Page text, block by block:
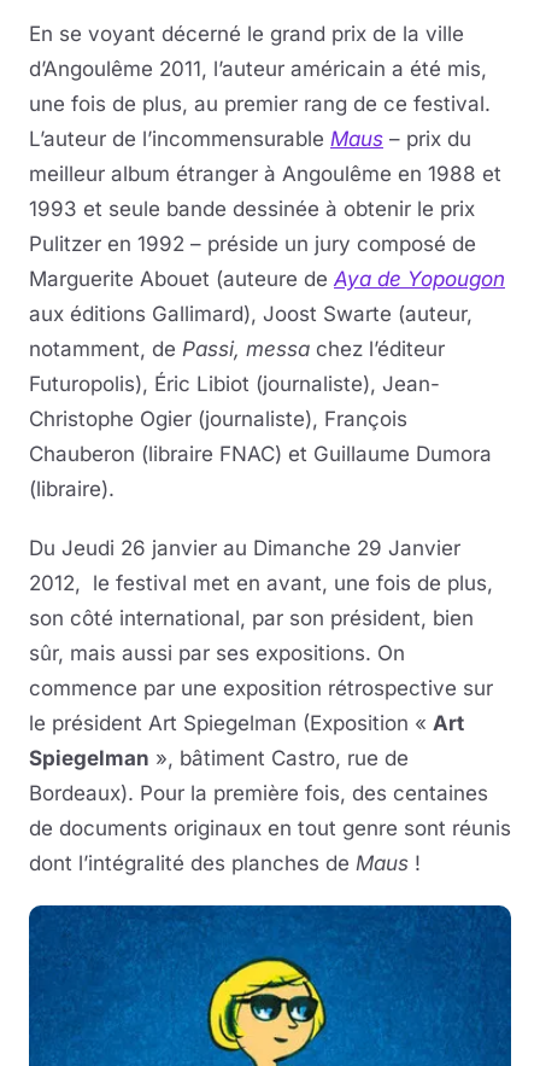
En se voyant décerné le grand prix de la ville
d’Angoulême 2011, l’auteur américain a été mis,
une fois de plus, au premier rang de ce festival.
L’auteur de l’incommensurable Maus – prix du
meilleur album étranger à Angoulême en 1988 et
1993 et seule bande dessinée à obtenir le prix
Pulitzer en 1992 – préside un jury composé de
Marguerite Abouet (auteure de Aya de Yopougon
aux éditions Gallimard), Joost Swarte (auteur,
notamment, de Passi, messa chez l’éditeur
Futuropolis), Éric Libiot (journaliste), Jean-
Christophe Ogier (journaliste), François
Chauberon (libraire FNAC) et Guillaume Dumora
(libraire).
Du Jeudi 26 janvier au Dimanche 29 Janvier
2012, le festival met en avant, une fois de plus,
son côté international, par son président, bien
sûr, mais aussi par ses expositions. On
commence par une exposition rétrospective sur
le président Art Spiegelman (Exposition « Art
Spiegelman », bâtiment Castro, rue de
Bordeaux). Pour la première fois, des centaines
de documents originaux en tout genre sont réunis
dont l’intégralité des planches de Maus !